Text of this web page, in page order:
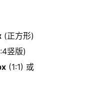
(正方形)
竖版)
(1:1) 或